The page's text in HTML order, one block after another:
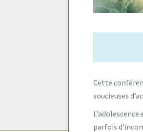
Cette
soucieuses
parfois